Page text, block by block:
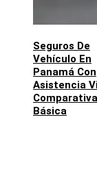
Seguros De
Vehículo En
Panamá Con
Asistencia
Comparativa
Básica